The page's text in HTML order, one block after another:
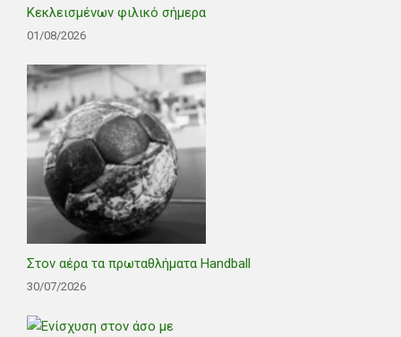
Κεκλεισμένων φιλικό σήμερα
01/08/2026
Στον αέρα τα πρωταθλήματα Handball
30/07/2026